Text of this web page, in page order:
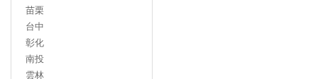
苗栗
台中
彰化
南投
雲林